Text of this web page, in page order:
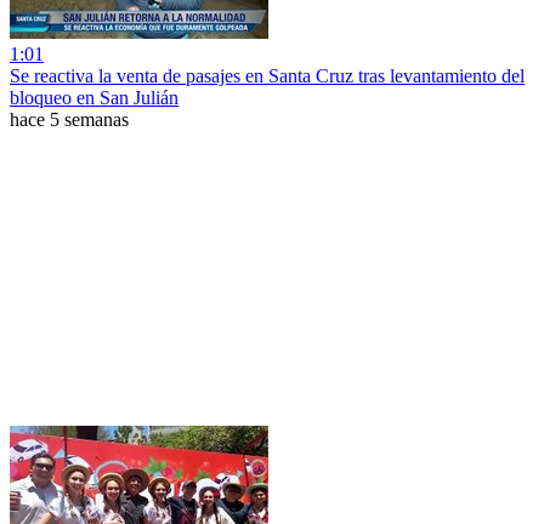
1:01
Se reactiva la venta de pasajes en Santa Cruz tras levantamiento del
bloqueo en San Julián
hace 5 semanas